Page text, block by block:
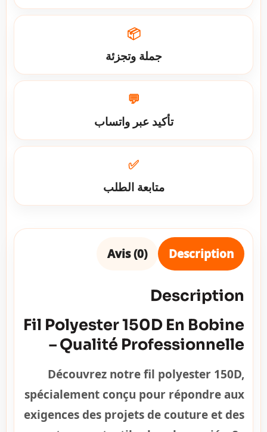
📦
جملة وتجزئة
💬
تأكيد عبر واتساب
✅
متابعة الطلب
Description
Avis (0)
Description
Fil Polyester 150D En Bobine
– Qualité Professionnelle
Découvrez notre fil polyester 150D,
spécialement conçu pour répondre aux
exigences des projets de couture et des